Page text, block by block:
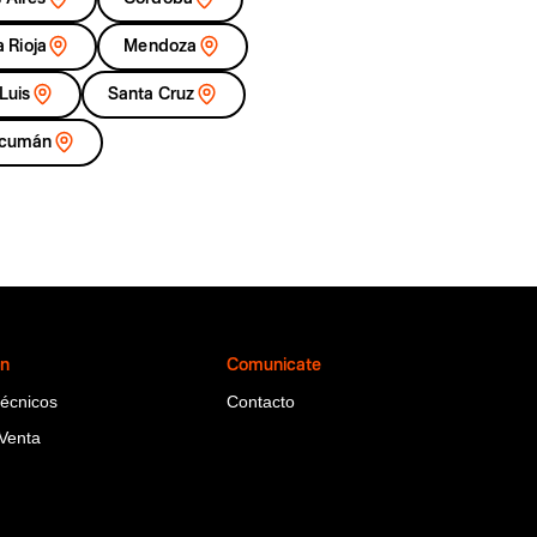
Rioja Mendoza
Santa Cruz
Comunicate
Contacto